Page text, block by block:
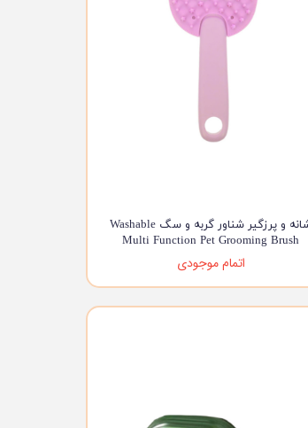
شانه و پرزگیر شناور گربه و سگ Washable
Multi Function Pet Grooming Brush
اتمام موجودی